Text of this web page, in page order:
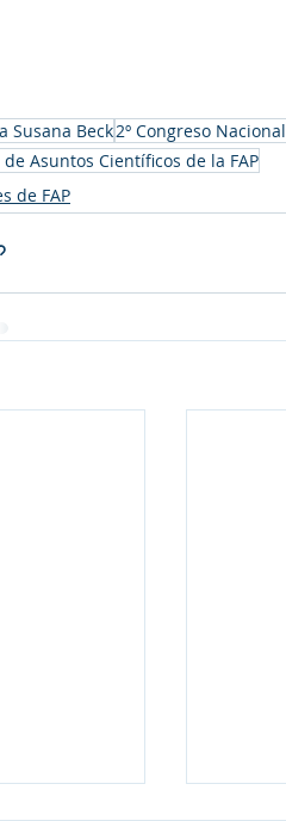
Susana Beck2º Congreso
Asuntos Científicos de la FAP
de FAP